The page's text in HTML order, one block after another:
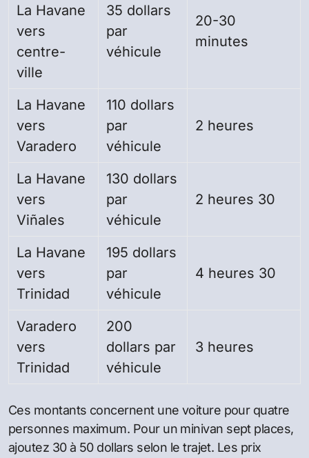
La Havane
vers
centre-
ville
35 dollars
par
véhicule
20-30
minutes
La Havane
vers
Varadero
110 dollars
par
véhicule
2 heures
La Havane
vers
Viñales
130 dollars
par
véhicule
2 heures 30
La Havane
vers
Trinidad
195 dollars
par
véhicule
4 heures 30
Varadero
vers
Trinidad
200
dollars par
véhicule
3 heures
Ces montants concernent une voiture pour quatre
personnes maximum. Pour un minivan sept places,
ajoutez 30 à 50 dollars selon le trajet. Les prix